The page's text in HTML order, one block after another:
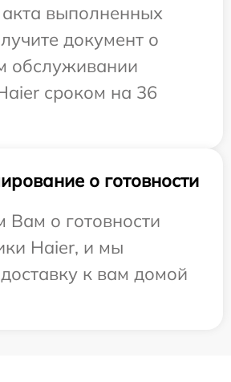
выполненных
документ о
обслуживании
сроком на 36
о готовности
о готовности
Haier, и мы
к вам домой